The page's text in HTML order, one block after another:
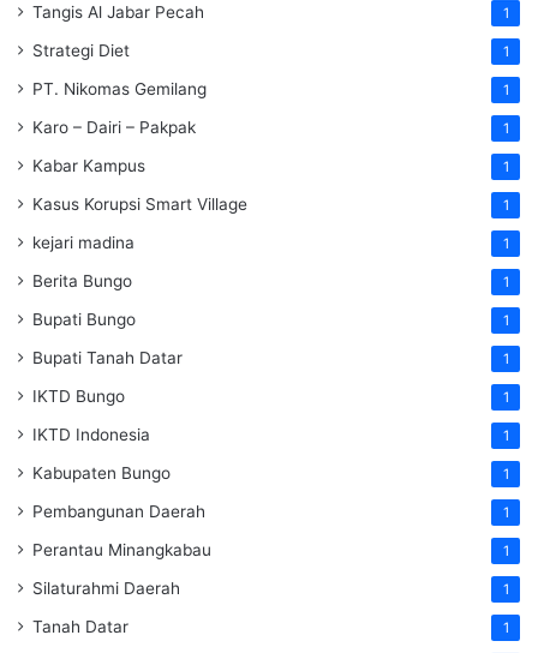
Tangis Al Jabar Pecah 1
Strategi Diet 1
PT. Nikomas Gemilang 1
Karo – Dairi – Pakpak 1
Kabar Kampus 1
Kasus Korupsi Smart Village 1
kejari madina 1
Berita Bungo 1
Bupati Bungo 1
Bupati Tanah Datar 1
IKTD Bungo 1
IKTD Indonesia 1
Kabupaten Bungo 1
Pembangunan Daerah 1
Perantau Minangkabau 1
Silaturahmi Daerah 1
Tanah Datar 1